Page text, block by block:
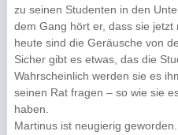
zu seinen Studenten in den
dem Gang hört er, dass sie
heute sind die Geräusche von
Sicher gibt es etwas, das die
Wahrscheinlich werden sie es
seinen Rat fragen – so wie sie
haben.
Martinus ist neugierig